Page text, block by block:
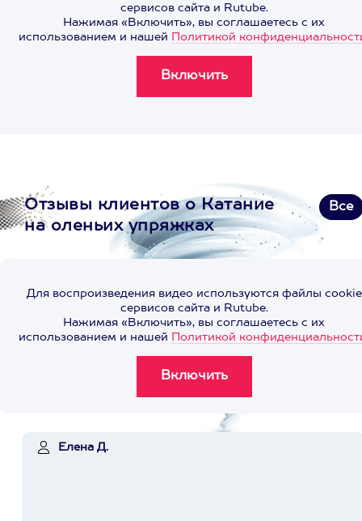
сервисов сайта и Rutube.
Нажимая «Включить», вы соглашаетесь с их
использованием и нашей Политикой
Отзывы клиентов о Катание
на оленьих упряжках
Все
Для воспроизведения видео используются файлы cookie
сервисов сайта и Rutube.
Нажимая «Включить», вы соглашаетесь с их
использованием и нашей Политикой
Елена Д.